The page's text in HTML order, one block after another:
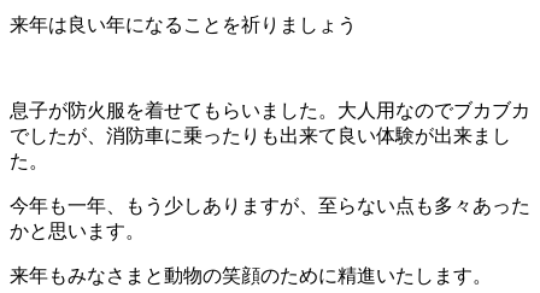
来年は良い年になることを祈りましょう
息子が防火服を着せてもらいました。大人用なのでブカブカ
でしたが、消防車に乗ったりも出来て良い体験が出来まし
た。
今年も一年、もう少しありますが、至らない点も多々あった
かと思います。
来年もみなさまと動物の笑顔のために精進いたします。